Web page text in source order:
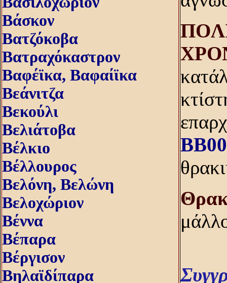
Βάσκον
Βατζόκοβα
Βατραχόκαστρον
Βαφέϊκα, Βαφαίϊκα
Βεάνιτζα
Βεκούλι
Βελιάτοβα
Βέλκιο
Βέλλουρος
Βελόνη, Bελώνη
Βελοχώριον
Βέννα
Βέπαρα
Βέργισον
Βηλαϊδίπαρα